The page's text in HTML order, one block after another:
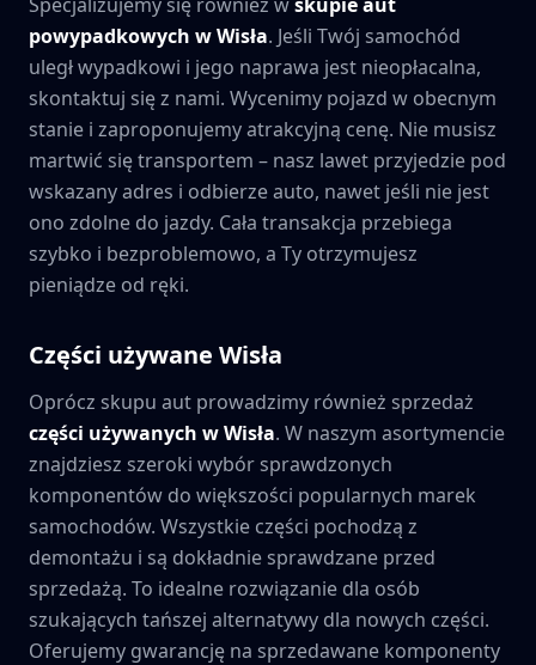
powypadkowych wWisła. Jeśli Twój samochód
uległ wypadkowi i jego naprawa jest nieopłacalna,
skontaktuj się z nami. Wycenimy pojazd w obecnym
stanie i zaproponujemy atrakcyjną cenę. Nie musisz
martwić się transportem – nasz lawet przyjedzie pod
wskazany adres i odbierze auto, nawet jeśli nie jest
ono zdolne do jazdy. Cała transakcja przebiega
szybko i bezproblemowo, a Ty otrzymujesz
pieniądze od ręki.
Części używane Wisła
Oprócz skupu aut prowadzimy również sprzedaż
części używanych wWisła. W naszym asortymencie
znajdziesz szeroki wybór sprawdzonych
komponentów do większości popularnych marek
samochodów. Wszystkie części pochodzą z
demontażu i są dokładnie sprawdzane przed
sprzedażą. To idealne rozwiązanie dla osób
szukających tańszej alternatywy dla nowych części.
Oferujemy gwarancję na sprzedawane komponenty